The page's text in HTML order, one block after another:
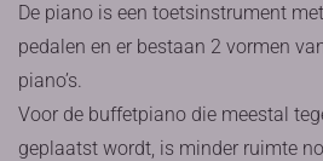
De piano is een toetsinstrument
pedalen en er bestaan 2 vormen
piano’s.
Voor de buffetpiano die meestal
geplaatst wordt, is minder ruimte